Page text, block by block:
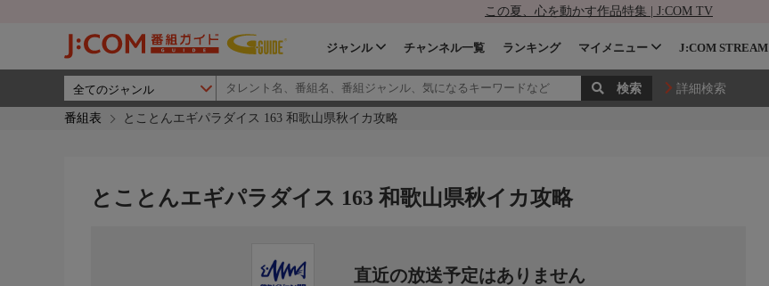
この夏、心を動かす作品特集 | J:COM TV
ジャンル チャンネル一覧 ランキング マイメニュー J:COM STREAM
詳細検索
番組表 とことんエギパラダイス 163 和歌山県秋イカ攻略
とことんエギパラダイス 163 和歌山県秋イカ攻略
直近の放送予定はありません